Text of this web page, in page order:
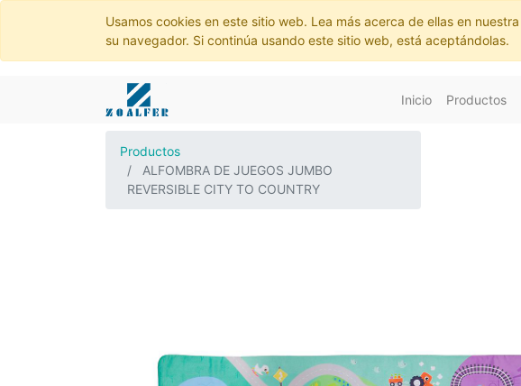
Usamos cookies en este sitio web. Lea más acerca de ellas en nuestra
su navegador. Si continúa usando este sitio web, está aceptándolas.
Inicio Productos
Productos
ALFOMBRA DE JUEGOS JUMBO
REVERSIBLE CITY TO COUNTRY